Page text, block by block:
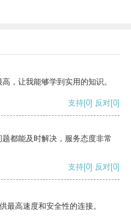
，让我能够学到实用的知识。
支持[0] 反对[0]
都能及时解决，服务态度非常
支持[0] 反对[0]
最高速度和安全性的连接。